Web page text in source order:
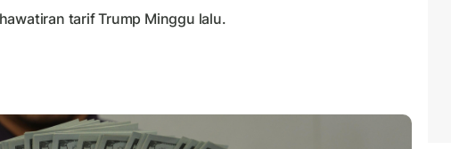
tarif Trump Minggu lalu.